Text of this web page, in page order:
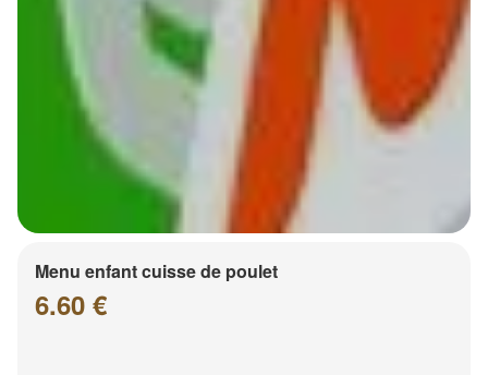
Menu enfant cuisse de poulet
6.60 €